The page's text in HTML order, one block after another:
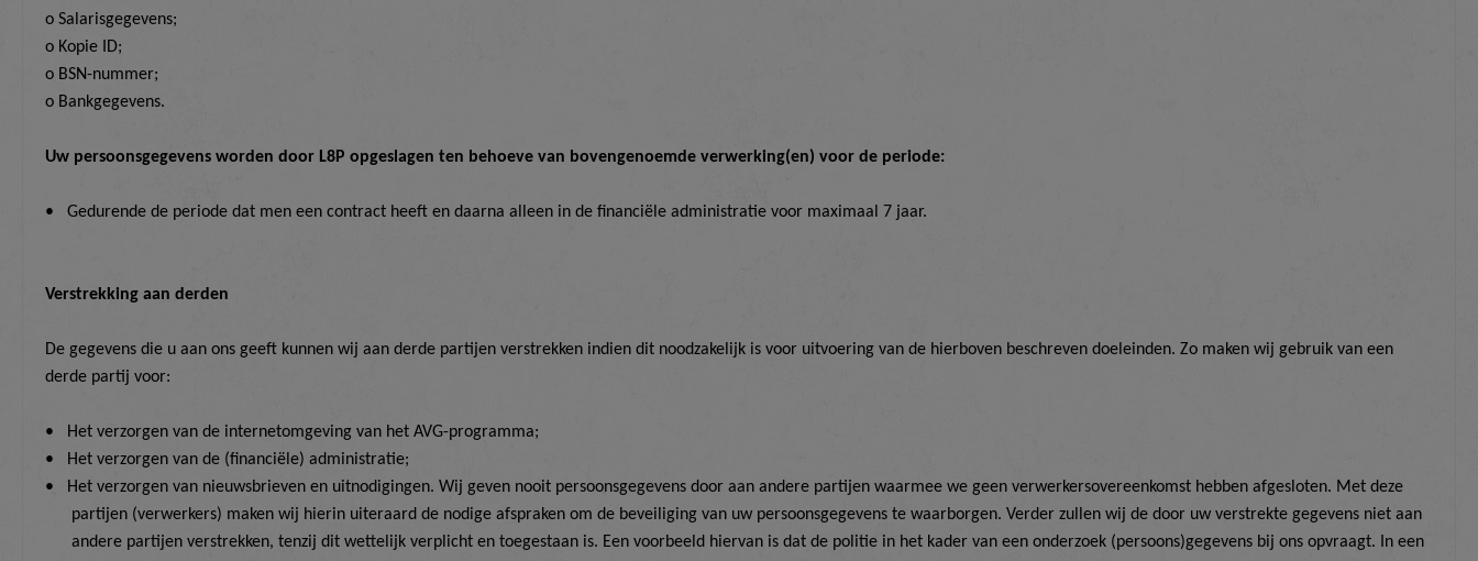
o Salarisgegevens;
o Kopie ID;
o BSN-nummer;
o Bankgegevens.
Uw persoonsgegevens worden door L8P opgeslagen ten behoeve van bovengenoemde verwerking(en) voor de periode:
• Gedurende de periode dat men een contract heeft en daarna alleen in de financiële administratie voor maximaal 7 jaar.
Verstrekking aan derden
De gegevens die u aan ons geeft kunnen wij aan derde partijen verstrekken indien dit noodzakelijk is voor uitvoering van de hierboven beschreven doeleinden. Zo maken wij gebruik van een
derde partij voor:
•
Het verzorgen van de internetomgeving van het AVG-programma;
•
Het verzorgen van de (financiële) administratie;
•
Het verzorgen van nieuwsbrieven en uitnodigingen. Wij geven nooit persoonsgegevens door aan andere partijen waarmee we geen verwerkersovereenkomst hebben afgesloten. Met deze
partijen (verwerkers) maken wij hierin uiteraard de nodige afspraken om de beveiliging van uw persoonsgegevens te waarborgen. Verder zullen wij de door uw verstrekte gegevens niet aan
andere partijen verstrekken, tenzij dit wettelijk verplicht en toegestaan is. Een voorbeeld hiervan is dat de politie in het kader van een onderzoek (persoons)gegevens bij ons opvraagt. In een